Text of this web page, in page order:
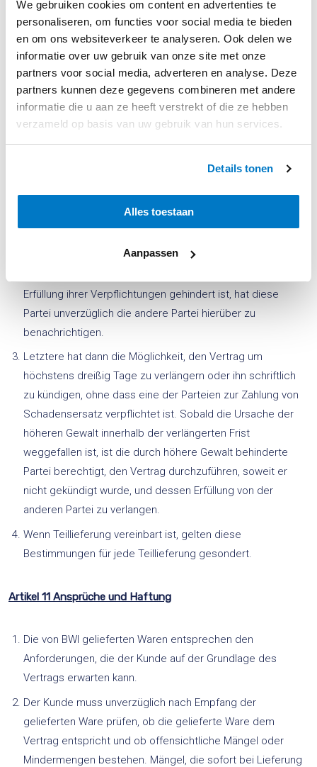
We gebruiken cookies om content en advertenties te
personaliseren, om functies voor social media te bieden
en om ons websiteverkeer te analyseren. Ook delen we
informatie over uw gebruik van onze site met onze
partners voor social media, adverteren en analyse. Deze
partners kunnen deze gegevens combineren met andere
informatie die u aan ze heeft verstrekt of die ze hebben
verzameld op basis van uw gebruik van hun services.
Details tonen
Alles toestaan
Aanpassen
normale Durchführung des Vertrags erschwert oder
verhindert, einschließlich, aber nicht beschränkt auf einen
Mangel an Rohstoffen und/oder Halbfertigprodukten, des
Lieferausfalls des Endprodukts aufgrund von
Witterungsbedingungen, Transporthindernissen, Streiks
oder Beschädigung von Produktionsressourcen,
mangelhafter oder ausbleibender Leistungen der von BWI
beauftragten Dritten, gleichgültig, ob sie diesen
zuzurechnen sind oder nicht, sowie staatlicher
Erfüllung ihrer Verpflichtungen gehindert ist, hat diese
Partei unverzüglich die andere Partei hierüber zu
benachrichtigen.
Letztere hat dann die Möglichkeit, den Vertrag um
höchstens dreißig Tage zu verlängern oder ihn schriftlich
zu kündigen, ohne dass eine der Parteien zur Zahlung von
Schadensersatz verpflichtet ist. Sobald die Ursache der
höheren Gewalt innerhalb der verlängerten Frist
weggefallen ist, ist die durch höhere Gewalt behinderte
Partei berechtigt, den Vertrag durchzuführen, soweit er
nicht gekündigt wurde, und dessen Erfüllung von der
anderen Partei zu verlangen.
Wenn Teillieferung vereinbart ist, gelten diese
Bestimmungen für jede Teillieferung gesondert.
Artikel 11 Ansprüche und Haftung
Die von BWI gelieferten Waren entsprechen den
Anforderungen, die der Kunde auf der Grundlage des
Vertrags erwarten kann.
Der Kunde muss unverzüglich nach Empfang der
gelieferten Ware prüfen, ob die gelieferte Ware dem
Vertrag entspricht und ob offensichtliche Mängel oder
Mindermengen bestehen. Mängel, die sofort bei Lieferung